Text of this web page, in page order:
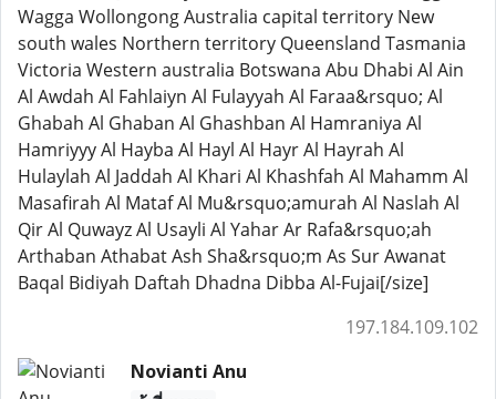
Wagga Wollongong Australia capital territory New
south wales Northern territory Queensland Tasmania
Victoria Western australia Botswana Abu Dhabi Al Ain
Al Awdah Al Fahlaiyn Al Fulayyah Al Faraa&rsquo; Al
Ghabah Al Ghaban Al Ghashban Al Hamraniya Al
Hamriyyy Al Hayba Al Hayl Al Hayr Al Hayrah Al
Hulaylah Al Jaddah Al Khari Al Khashfah Al Mahamm Al
Masafirah Al Mataf Al Mu&rsquo;amurah Al Naslah Al
Qir Al Quwayz Al Usayli Al Yahar Ar Rafa&rsquo;ah
Arthaban Athabat Ash Sha&rsquo;m As Sur Awanat
Baqal Bidiyah Daftah Dhadna Dibba Al-Fujai[/size]
197.184.109.102
Novianti Anu